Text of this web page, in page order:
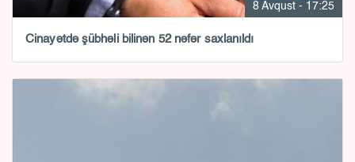
8 Avqust - 17:25
Cinayətdə şübhəli bilinən 52 nəfər saxlanıldı